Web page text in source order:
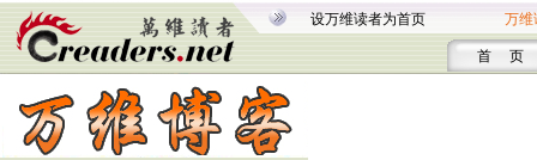
设万维读者为首页 万维
首 页